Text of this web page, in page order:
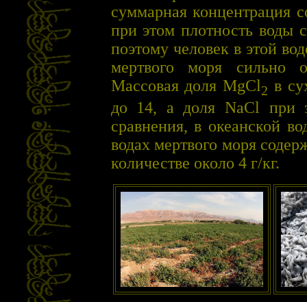
суммарная концентрация
при этом плотность воды
поэтому человек в этой
мертвого моря сильно
Массовая доля MgCl2 в
до 14, а доля NaCl при
сравнения, в океанской
водах мертвого моря
количестве около 4 г/кг.